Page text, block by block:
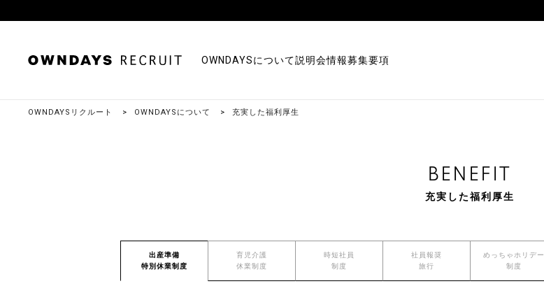
OWNDAYSについて説明会情報募集要項
OWNDAYSリクルート OWNDAYSについて 充実した福利厚生
BENEFIT
充実した福利厚生
出産準備
特別休業制度
育児介護
休業制度
時短社員
制度
社員報奨
旅行
めっちゃホリデー
制度